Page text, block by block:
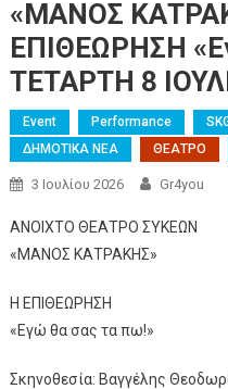
«ΜΑΝΟΣ
ΕΠΙΘΕΩΡΗΣΗ
ΤΕΤΑΡΤΗ 8
Event Performance
ΔΗΜΟΤΙΚΑ ΝΕΑ
ΘΕΑΤΡΟ
3 Ιουλίου 2026 Gr4you
ΑΝΟΙΧΤΟ ΘΕΑΤΡΟ ΣΥΚΕΩΝ
«ΜΑΝΟΣ ΚΑΤΡΑΚΗΣ»
Η ΕΠΙΘΕΩΡΗΣΗ
«Εγώ θα σας τα πω!»
Σκηνοθεσία: Βαγγέλης